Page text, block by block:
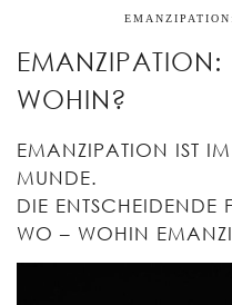
WOHIN?
EMANZIPATION IST
MUNDE.
DIE ENTSCHEIDENDE
WO – WOHIN